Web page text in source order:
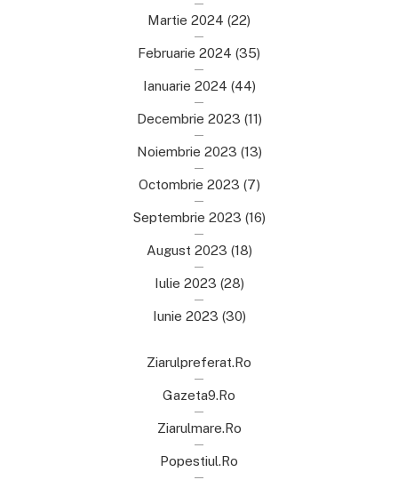
Martie 2024 (22)
Februarie 2024 (35)
Ianuarie 2024 (44)
Decembrie 2023 (11)
Noiembrie 2023 (13)
Octombrie 2023 (7)
Septembrie 2023 (16)
August 2023 (18)
Iulie 2023 (28)
Iunie 2023 (30)
Ziarulpreferat.ro
Gazeta9.ro
Ziarulmare.ro
Popestiul.ro